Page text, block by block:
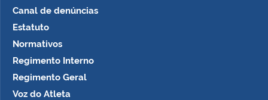
Canal de denúncias
Estatuto
Normativos
Regimento Interno
Regimento Geral
Voz do Atleta